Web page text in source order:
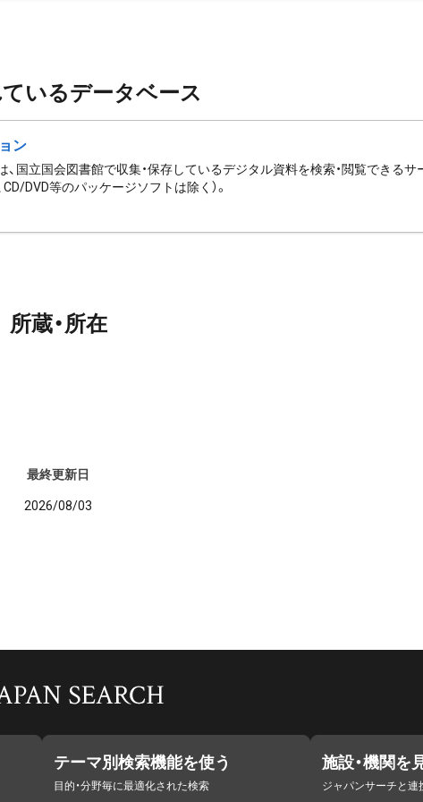
いるデータベース
ン
国立国会図書館で収集・保存しているデジタル資料を検索・閲覧できるサ
DVD等のパッケージソフトは除く）。
所蔵・所在
最終更新日
2026/08/03
テーマ別検索機能を使う
目的・分野毎に最適化された検索
施設・機関を
ジャパンサーチと連